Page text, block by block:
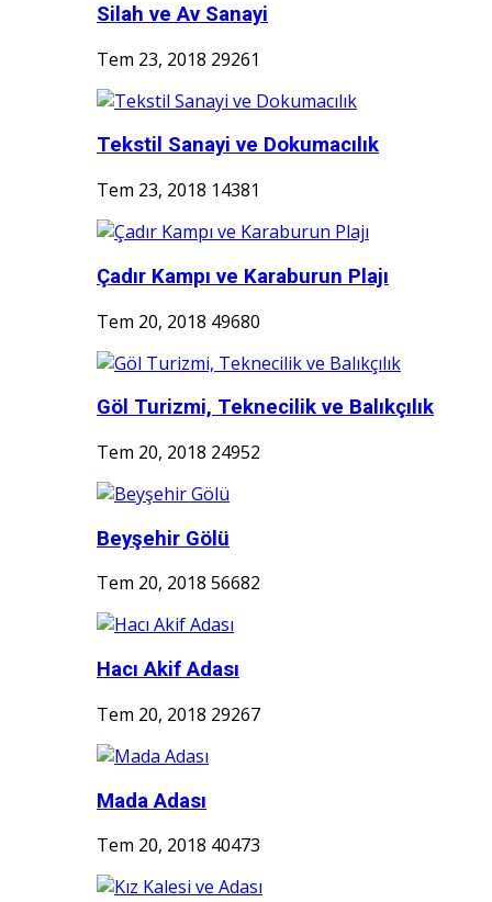
Silah ve Av Sanayi
Tem 23, 2018 29261
Tekstil Sanayi ve Dokumacılık
Tem 23, 2018 14381
Çadır Kampı ve Karaburun Plajı
Tem 20, 2018 49680
Göl Turizmi, Teknecilik ve Balıkçılık
Tem 20, 2018 24952
Beyşehir Gölü
Tem 20, 2018 56682
Hacı Akif Adası
Tem 20, 2018 29267
Mada Adası
Tem 20, 2018 40473